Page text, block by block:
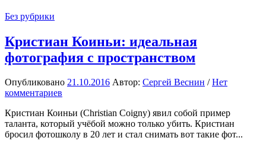
Без рубрики
Кристиан Коиньи: идеальная
фотография с пространством
Опубликовано 21.10.2016 Автор: Сергей Веснин /Нет
комментариев
Кристиан Коиньи (Christian Coigny) явил собой пример
таланта, который учёбой можно только убить. Кристиан
бросил фотошколу в 20 лет и стал снимать вот такие фот...